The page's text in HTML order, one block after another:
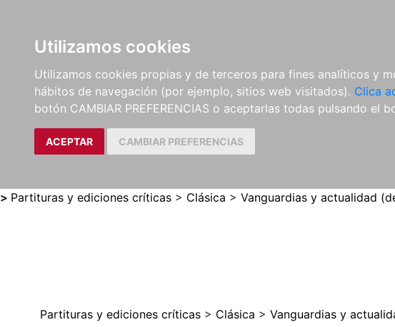
Utilizamos cookies
Utilizamos cookies propias y de terceros para fines analíticos y
hábitos de navegación (por ejemplo, sitios web visitados). Clica
botón CAMBIAR PREFERENCIAS o aceptarlas todas pulsando el
ACEPTAR CAMBIAR PREFERENCIAS
LIBROS
MÉTODOS Y
EJERCICIOS
PARTITURAS Y EDICIONES
CRÍTICAS
> Partituras y ediciones críticas > Clásica > Vanguardias y actualidad
Partituras y ediciones críticas > Clásica > Vanguardias y